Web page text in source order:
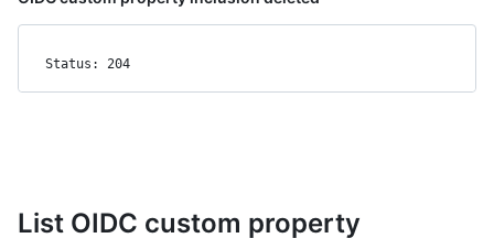
Status: 204
List OIDC custom property